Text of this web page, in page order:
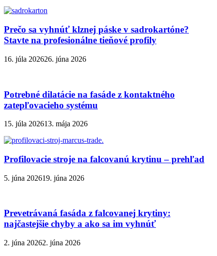
Prečo sa vyhnúť klznej páske v sadrokartóne?
Stavte na profesionálne tieňové profily
16. júla 202626. júna 2026
Potrebné dilatácie na fasáde z kontaktného
zatepľovacieho systému
15. júla 202613. mája 2026
Profilovacie stroje na falcovanú krytinu – prehľad
5. júna 202619. júna 2026
Prevetrávaná fasáda z falcovanej krytiny:
najčastejšie chyby a ako sa im vyhnúť
2. júna 20262. júna 2026